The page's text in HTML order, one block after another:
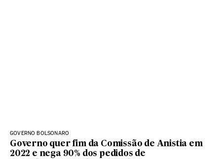
GOVERNO BOLSONARO
Governo quer fim da Comissão de Anistia em
2022 e nega 90% dos pedidos de